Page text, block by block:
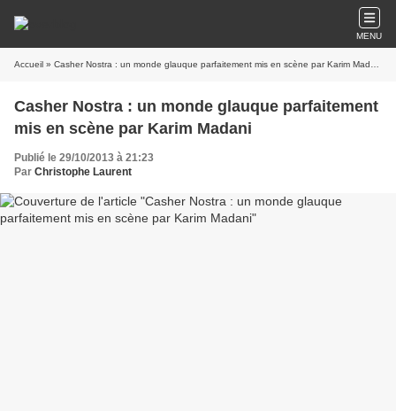
MENU
Accueil » Casher Nostra : un monde glauque parfaitement mis en scène par Karim Madani
Casher Nostra : un monde glauque parfaitement
mis en scène par Karim Madani
Publié le 29/10/2013 à 21:23
Par Christophe Laurent